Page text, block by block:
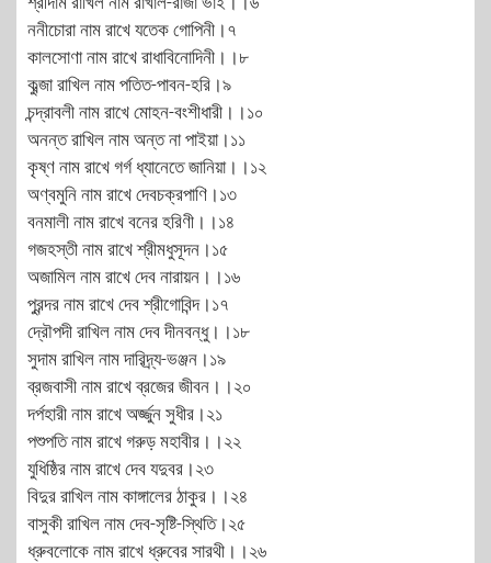
ননীচোরা নাম রাখে যতেক গোপিনী।৭
কালসোণা নাম রাখে রাধাবিনোদিনী।।৮
কুব্জা রাখিল নাম পতিত-পাবন-হরি।৯
চন্দ্রাবলী নাম রাখে মোহন-বংশীধারী।।১০
অনন্ত রাখিল নাম অন্ত না পাইয়া।১১
কৃষ্ণ নাম রাখে গর্গ ধ্যানেতে জানিয়া।।১২
অণ্বমুনি নাম রাখে দেবচক্রপাণি।১৩
বনমালী নাম রাখে বনের হরিণী।।১৪
গজহস্তী নাম রাখে শ্রীমধুসূদন।১৫
অজামিল নাম রাখে দেব নারায়ন।।১৬
পুরন্দর নাম রাখে দেব শ্রীগোবিন্দ।১৭
দ্রৌপদী রাখিল নাম দেব দীনবন্ধু।।১৮
সুদাম রাখিল নাম দারিদ্র্য-ভঞ্জন।১৯
ব্রজবাসী নাম রাখে ব্রজের জীবন।।২০
দর্পহারী নাম রাখে অর্জ্জুন সুধীর।২১
পশুপতি নাম রাখে গরুড় মহাবীর।।২২
যুধিষ্ঠির নাম রাখে দেব যদুবর।২৩
বিদুর রাখিল নাম কাঙ্গালের ঠাকুর।।২৪
বাসুকী রাখিল নাম দেব-সৃষ্টি-স্থিতি।২৫
ধ্রুবলোকে নাম রাখে ধ্রুবের সারথী।।২৬